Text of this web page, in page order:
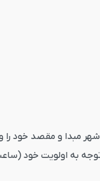
به بخش اتوبوس در سایت
به اولویت خود